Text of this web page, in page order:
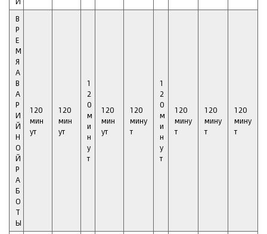
В
Р
Е
М
Я
А
В
А
Р
И
Й
Н
О
Й
Р
А
Б
О
Т
Ы
120
мин
ут
120
мин
ут
1
2
0
м
и
н
у
т
120
мин
ут
120
мину
т
1
2
0
м
и
н
у
т
120
мину
т
120
мину
т
120
мину
т